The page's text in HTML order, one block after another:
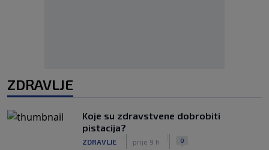
ZDRAVLJE
Koje su zdravstvene dobrobiti
pistacija?
ZDRAVLJE prije 9 h 0